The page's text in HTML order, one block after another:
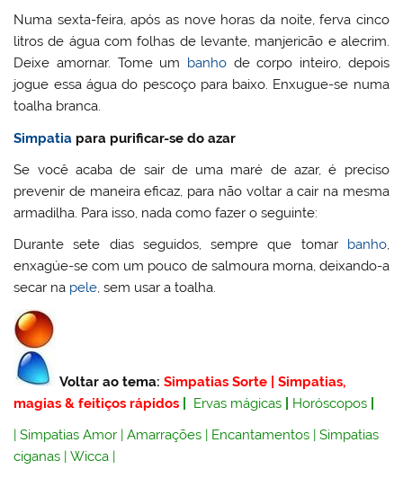
Numa sexta-feira, após as nove horas da noite, ferva cinco
litros de água com folhas de levante, manjericão e alecrim.
Deixe amornar. Tome um banho de corpo inteiro, depois
jogue essa água do pescoço para baixo. Enxugue-se numa
toalha branca.
Simpatia para purificar-se do azar
Se você acaba de sair de uma maré de azar, é preciso
prevenir de maneira eficaz, para não voltar a cair na mesma
armadilha. Para isso, nada como fazer o seguinte:
Durante sete dias seguidos, sempre que tomar
banho,
enxagúe-se com um pouco de salmoura morna, deixando-a
secar na pele, sem usar a toalha.
Voltar ao tema: Simpatias Sorte |Simpatias,
magias & feitiços rápidos
Ervas mágicas Horóscopos
|Simpatias Amor |Amarrações | Encantamentos |Simpatias
ciganas |Wicca |